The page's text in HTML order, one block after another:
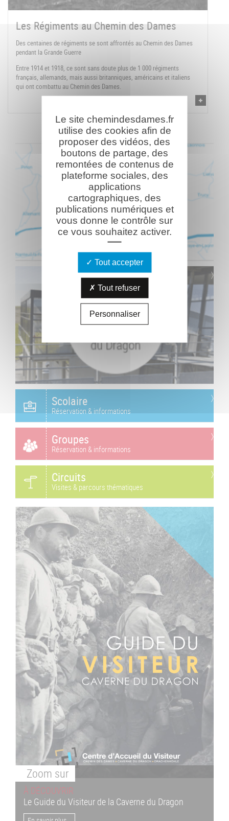
Les Régiments au Chemin des Dames
Des centaines de régiments se sont affrontés au Chemin des Dames
pendant la Grande Guerre
Entre 1914 et 1918, ce sont sans doute plus de 1 000 régiments
français, allemands, mais aussi britanniques, américains et italiens
qui ont combattu au Chemin des Dames.
Scolaire
Réservation & informations
Groupes
Réservation & informations
Circuits
Visites & parcours thématiques
Zoom sur
À DÉCOUVRIR
Le Guide du Visiteur de la Caverne du Dragon
Le site chemindesdames.fr
utilise des cookies afin de
proposer des vidéos, des
boutons de partage, des
remontées de contenus de
plateforme sociales, des
applications
cartographiques, des
publications numériques et
vous donne le contrôle sur
ce vous souhaitez activer.
Tout accepter
Tout refuser
Personnaliser